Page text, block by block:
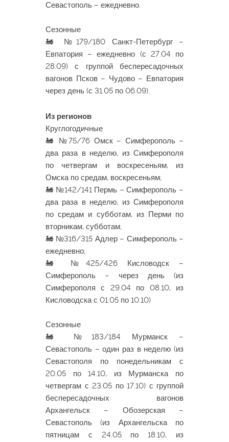
Севастополь – ежедневно.
Сезонные
🚂 №179/180 Санкт-Петербург –
Евпатория – ежедневно (с 27.04 по
28.09) с группой беспересадочных
вагонов Псков – Чудово – Евпатория
через день (с 31.05 по 06.09).
Из регионов
Круглогодичные
🚂 №75/76 Омск – Симферополь –
два раза в неделю, из Симферополя
по четвергам и воскресеньям, из
Омска по средам, воскресеньям;
🚂 №142/141 Пермь – Симферополь –
два раза в неделю, из Симферополя
по средам и субботам, из Перми по
вторникам, субботам;
🚂 №316/315 Адлер – Симферополь –
ежедневно;
🚂 №425/426 Кисловодск –
Симферополь – через день (из
Симферополя с 29.04 по 08.10, из
Кисловодска с 01.05 по 10.10)
Сезонные
🚂 №183/184 Мурманск –
Севастополь – один раз в неделю (из
Севастополя по понедельникам с
20.05 по 14.10, из Мурманска по
четвергам с 23.05 по 17.10) с группой
беспересадочных вагонов
Архангельск – Обозерская –
Севастополь (из Архангельска по
пятницам с 24.05 по 18.10, из